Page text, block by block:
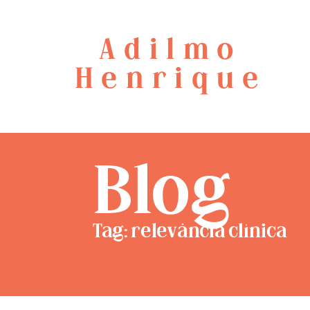
Adilmo
Henrique
Blog
Tag: relevância clínica